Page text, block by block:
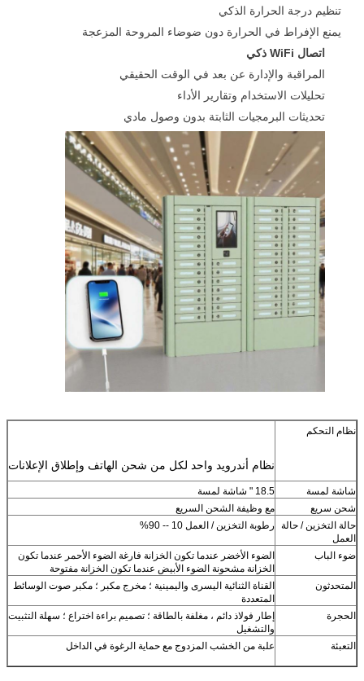
إرسال
تنظيم درجة الحرارة الذكي
يمنع الإفراط في الحرارة دون ضوضاء المروحة المزعجة
اتصال WiFi ذكي
المراقبة والإدارة عن بعد في الوقت الحقيقي
تحليلات الاستخدام وتقارير الأداء
تحديثات البرمجيات الثابتة بدون وصول مادي
نظام التحكم
نظام أندرويد واحد لكل من شحن الهاتف وإطلاق الإعلانات
شاشة لمسة
18.5 " شاشة لمسة
شحن سريع
مع وظيفة الشحن السريع
حالة التخزين / حالة
العمل
رطوبة التخزين / العمل 10 -- 90%
ضوء الباب
الضوء الأخضر عندما تكون الخزانة فارغة الضوء الأحمر عندما تكون
الخزانة مشحونة الضوء الأبيض عندما تكون الخزانة مفتوحة
المتحدثون
القناة الثنائية اليسرى واليمينية ؛ مخرج مكبر ؛ مكبر صوت الوسائط
المتعددة
الحجرة
إطار فولاذ دائم ، مغلفة بالطاقة ؛ تصميم براءة اختراع ؛ سهلة التثبيت
والتشغيل
التعبئة
علبة من الخشب المزدوج مع حماية الرغوة في الداخل